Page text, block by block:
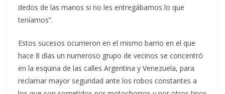
dedos de las manos si no les entregábamos lo que
teníamos”.
Estos sucesos ocurrieron en el mismo barrio en el que
hace 8 días un numeroso grupo de vecinos se concentró
en la esquina de las calles Argentina y Venezuela, para
reclamar mayor seguridad ante los robos constantes a